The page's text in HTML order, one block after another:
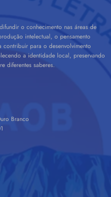
o conhecimento nas áreas de
intelectual, o pensamento
para o desenvolvimento
a identidade local, preservando
diferentes saberes.
Branco